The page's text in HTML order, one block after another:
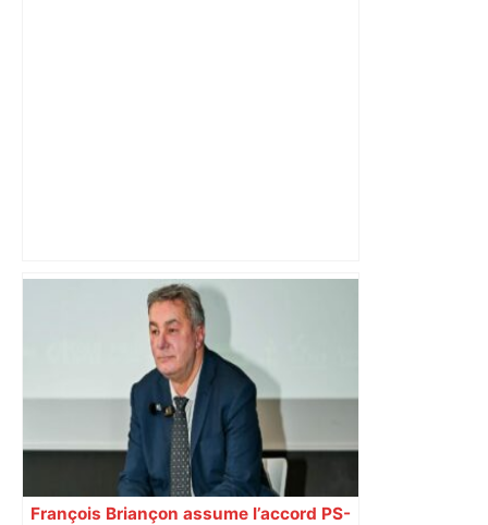
"On souhaite remettre un peu d’ordre" :
la mairie de Toulouse interdit le
commerce ambulant de 6 heures à
minuit dans ce grand quartier populaire
et prévoit des sanctions pour libérer
l’espace public – ladepeche.fr
François Briançon assume l’accord PS-